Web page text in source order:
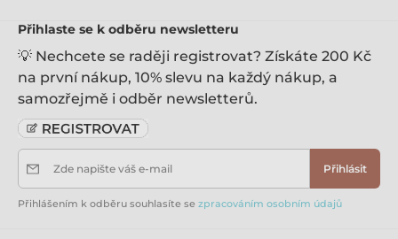
Přihlaste se k odběru newsletteru
💡 Nechcete se raději registrovat? Získáte 200 Kč
na první nákup, 10% slevu na každý nákup, a
samozřejmě i odběr newsletterů.
Zde napište váš e-mail Přihlásit
Přihlášením k odběru souhlasíte se zpracováním osobním údajů